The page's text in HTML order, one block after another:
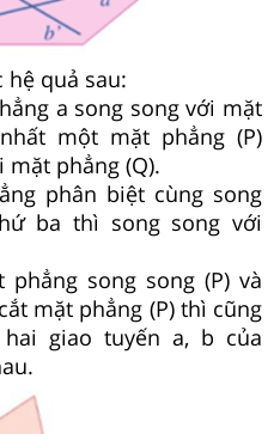
hệ quả sau:
a song song với mặt
một mặt phẳng (P)
mặt phẳng (Q).
phân biệt cùng song
ba thì song song với
phẳng song song (P) và
mặt phẳng (P) thì cũng
giao tuyến a, b của